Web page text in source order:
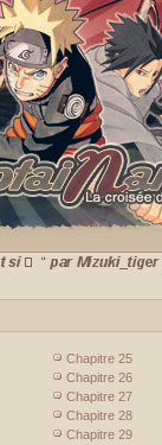
Chapitre 25
Chapitre 26
Chapitre 27
Chapitre 28
Chapitre 29